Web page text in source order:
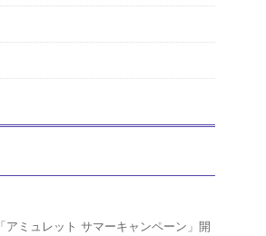
「アミュレット サマーキャンペーン」開